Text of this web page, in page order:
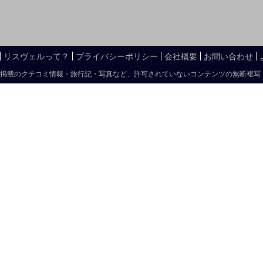
リスヴェルって？ プライバシーポリシー 会社概要 お問い合わせ
掲載のクチコミ情報・旅行記・写真など、許可されていないコンテンツの無断複